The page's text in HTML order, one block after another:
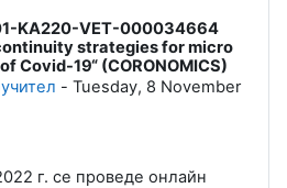
KA220-VET-000034664
strategies for micro
Covid-19“ (CORONOMICS)
- Tuesday, 8 November
г. се проведе онлайн